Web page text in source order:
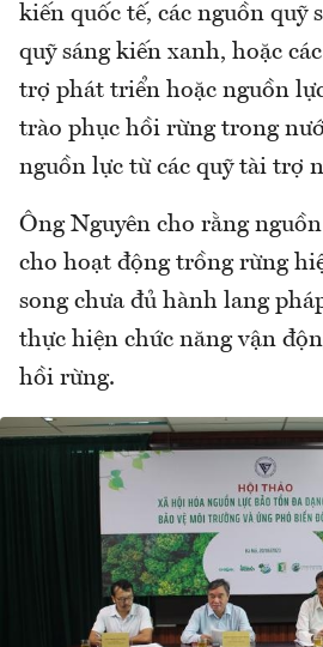
kiến quốc tế, các nguồn quỹ
quỹ sáng kiến xanh, hoặc
trợ phát triển hoặc nguồn
trào phục hồi rừng trong
nguồn lực từ các quỹ tài trợ
Ông Nguyên cho rằng
cho hoạt động trồng rừng
song chưa đủ hành lang
thực hiện chức năng vận
hồi rừng.